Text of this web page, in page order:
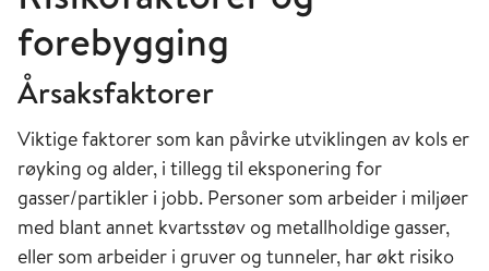
forebygging
Årsaksfaktorer
Viktige faktorer som kan påvirke utviklingen av kols er
røyking og alder, i tillegg til eksponering for
gasser/partikler i jobb. Personer som arbeider i miljøer
med blant annet kvartsstøv og metallholdige gasser,
eller som arbeider i gruver og tunneler, har økt risiko